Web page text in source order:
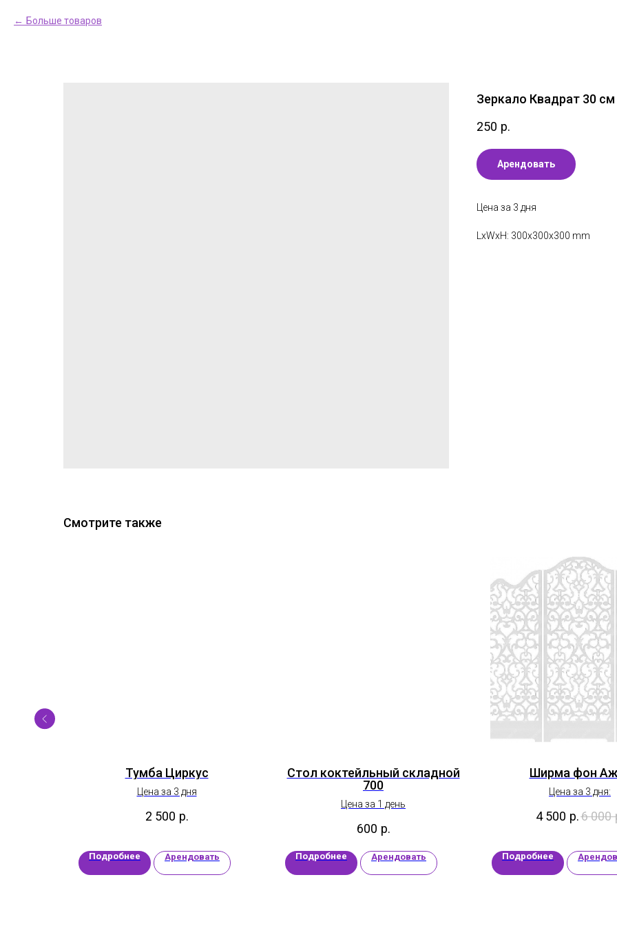
Больше товаров
Зеркало Квадрат 30 см
250 р.
Арендовать
Цена за 3 дня
LxWxH: 300x300x300 mm
Смотрите также
Тумба Циркус
Цена за 3 дня
2 500 р.
Подробнее Арендовать
Стол коктейльный складной
700
Цена за 1 день
600 р.
Подробнее Арендовать
Ширма фон
Цена за 3 дня:
4 500 р.6 000
Подробнее